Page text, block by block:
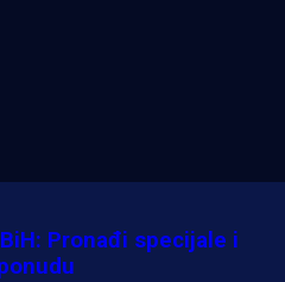
Pronađi specijale i